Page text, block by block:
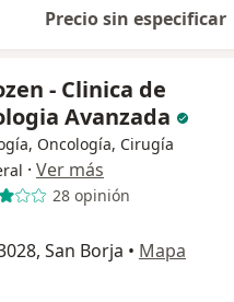
Precio sin especificar
- Clinica de
Avanzada
Oncología, Cirugía
· Ver más
28 opinión
San Borja • Mapa